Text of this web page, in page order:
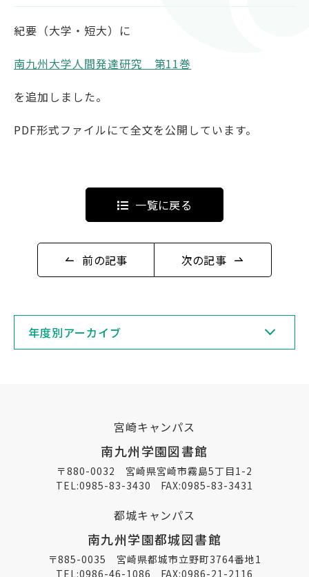
図書館ガイダンス
蔵書検索
紀要（大学・短大）に
南九州大学人間発達研究 第11巻
を追加しました。
PDF形式ファイルにて全文を公開しています。
前の記事
一覧に戻る
次の記事
年度別アーカイブ
宮崎キャンパス
南九州学園図書館
〒880-0032 宮崎県宮崎市霧島5丁目1-2
TEL:0985-83-3430 FAX:0985-83-3431
都城キャンパス
南九州学園都城図書館
〒885-0035 宮崎県都城市立野町3764番地1
TEL:0986-46-1086 FAX:0986-21-2116